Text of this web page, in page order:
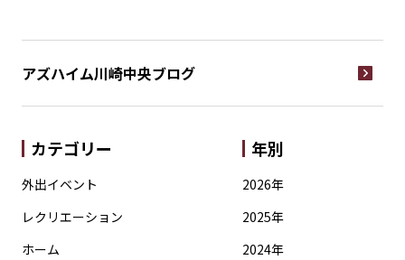
アズハイム川崎中央ブログ
カテゴリー
外出イベント
レクリエーション
ホーム
年別
2026年
2025年
2024年